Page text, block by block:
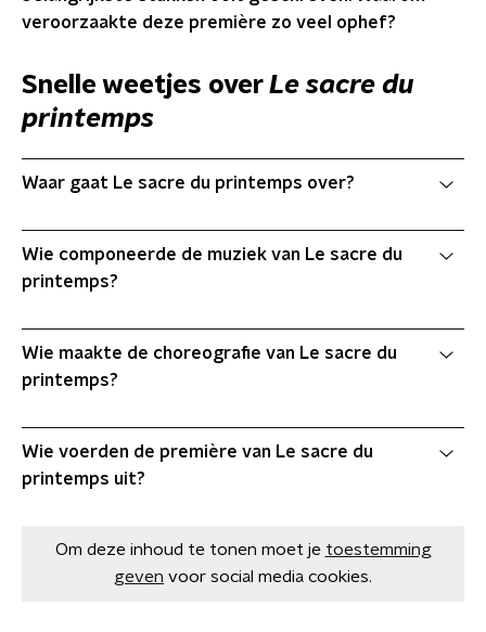
veroorzaakte deze première zo veel ophef?
Snelle weetjes over Le sacre du
printemps
Waar gaat Le sacre du printemps over?
Wie componeerde de muziek van Le sacre du
printemps?
Wie maakte de choreografie van Le sacre du
printemps?
Wie voerden de première van Le sacre du
printemps uit?
Om deze inhoud te tonen moet je toestemming
geven voor social media cookies.